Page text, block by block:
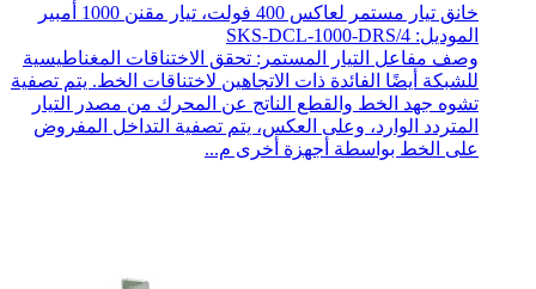
خانق تيار مستمر لعاكس 400 فولت، تيار مقنن 1000 أمبير
الموديل: SKS-DCL-1000-DRS/4
وصف مفاعل التيار المستمر: تحقق الاختناقات المغناطيسية
للشبكة أيضًا الفائدة ذات الاتجاهين لاختناقات الخط. يتم تصفية
تشوه جهد الخط والقطع الناتج عن المحرك من مصدر التيار
المتردد الوارد، وعلى العكس، يتم تصفية التداخل المفروض
على الخط بواسطة أجهزة أخرى م...